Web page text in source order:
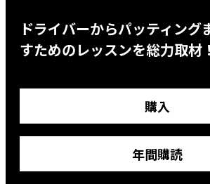
ドライバーからパッティング
すためのレッスンを総力取材！
購入
年間購読